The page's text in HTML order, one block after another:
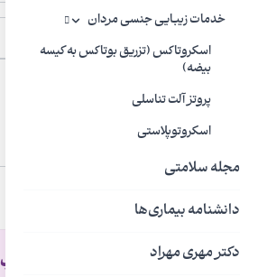
خدمات زیبایی جنسی مردان
اسکروتاکس (تزریق بوتاکس به کیسه
بیضه)
پروتز آلت تناسلی
اسکروتوپلاستی
مجله سلامتی
دانشنامه بیماری‌ها
دکتر مهری مهراد
فهرست مطالب